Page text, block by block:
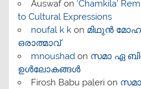
Auswafon ‘Chamkila’
to Cultural Expressions
noufal k kon മിഥുൻ
ഒരാത്മാവ്
mnoushadon സമാ ഏ
ഉൾലോകങ്ങൾ
Firosh Babu palerion